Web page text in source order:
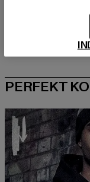
PERFEKT